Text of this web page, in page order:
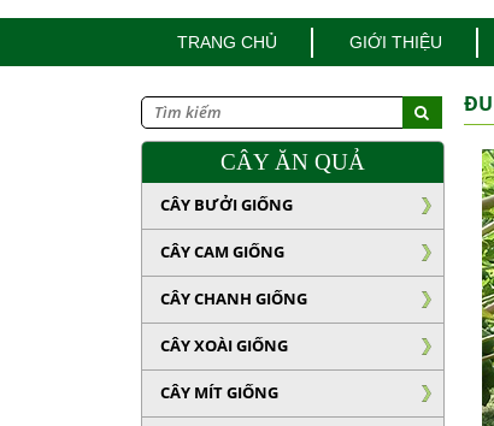
TRANG CHỦ GIỚI THIỆU
CÂY ĂN QUẢ
CÂY BƯỞI GIỐNG
CÂY CAM GIỐNG
CÂY CHANH GIỐNG
CÂY XOÀI GIỐNG
CÂY MÍT GIỐNG